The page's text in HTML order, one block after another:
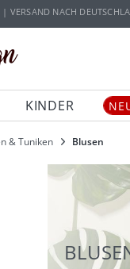
springen
| VERSAND NACH
KINDER
& Tuniken Blusen